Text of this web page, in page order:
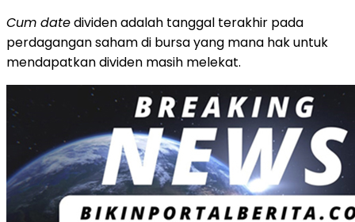
Cum datedividen adalah tanggal terakhir pada
perdagangan saham di bursa yang mana hak untuk
mendapatkan dividen masih melekat.